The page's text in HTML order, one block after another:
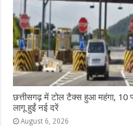
छत्तीसगढ़ में टोल टैक्स हुआ महंगा, 10
लागू हुईं नई दरें
August 6, 2026